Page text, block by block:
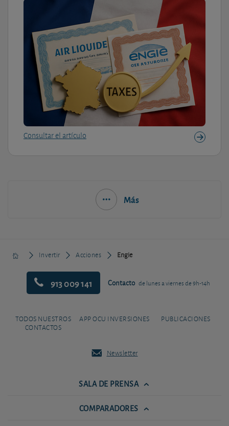
Consultar el artículo
Más
Invertir Acciones Engie
913 009 141 Contacto de lunes a viernes de 9h-14h
TODOS NUESTROS
CONTACTOS
APP OCU INVERSIONES PUBLICACIONES
Newsletter
SALA DE PRENSA
COMPARADORES